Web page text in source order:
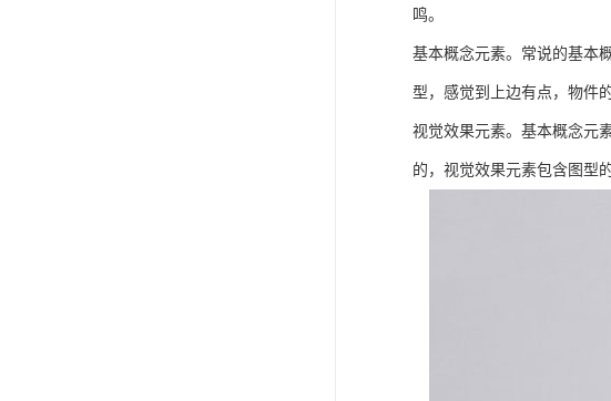
鸣。
基本概念元素。常说的基本
型，感觉到上边有点，物件
视觉效果元素。基本概念元
的，视觉效果元素包含图型